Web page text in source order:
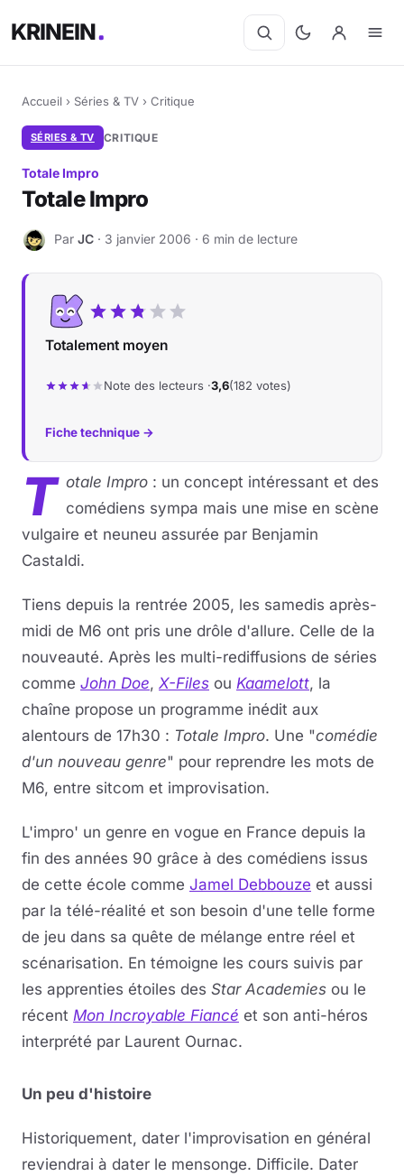
KRINEIN
Accueil › Séries & TV › Critique
SÉRIES & TV CRITIQUE
Totale Impro
Totale Impro
J Par JC · 3 janvier 2006 · 6 min de lecture
Totalement moyen
Note des lecteurs ·3,6(182 votes)
Fiche technique →
T otale Impro : un concept intéressant et des
comédiens sympa mais une mise en scène
vulgaire et neuneu assurée par Benjamin
Castaldi.
Tiens depuis la rentrée 2005, les samedis après-
midi de M6 ont pris une drôle d'allure. Celle de la
nouveauté. Après les multi-rediffusions de séries
comme John Doe, X-Files ou Kaamelott, la
chaîne propose un programme inédit aux
alentours de 17h30 : Totale Impro. Une "comédie
d'un nouveau genre" pour reprendre les mots de
M6, entre sitcom et improvisation.
L'impro' un genre en vogue en France depuis la
fin des années 90 grâce à des comédiens issus
de cette école comme Jamel Debbouze et aussi
par la télé-réalité et son besoin d'une telle forme
de jeu dans sa quête de mélange entre réel et
scénarisation. En témoigne les cours suivis par
les apprenties étoiles des Star Academies ou le
récent Mon Incroyable Fiancé et son anti-héros
interprété par Laurent Ournac.
Un peu d'histoire
Historiquement, dater l'improvisation en général
reviendrai à dater le mensonge. Difficile. Dater